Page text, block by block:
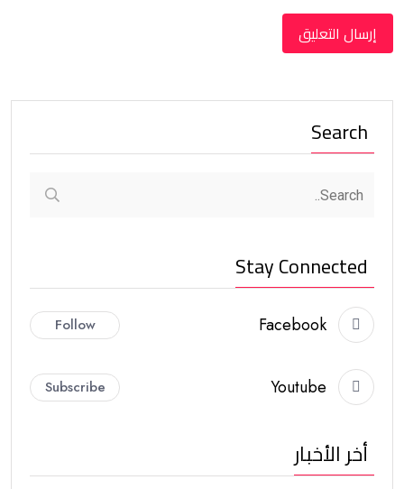
Search
Stay Connected
Facebook
Follow
Youtube
Subscribe
أخر الأخبار